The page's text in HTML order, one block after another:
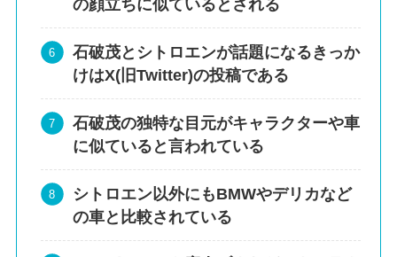
の顔立ちに似ているとされる
石破茂とシトロエンが話題になるきっか
けはX(旧Twitter)の投稿である
石破茂の独特な目元がキャラクターや車
に似ていると言われている
シトロエン以外にもBMWやデリカなど
の車と比較されている